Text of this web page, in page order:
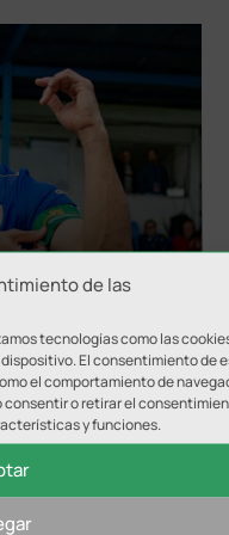
de las
tecnologías como las
El consentimiento de
el comportamiento de
o retirar el
y funciones.